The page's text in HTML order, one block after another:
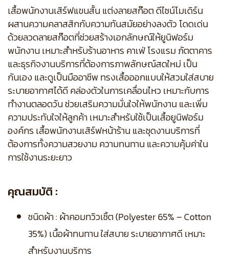
เสื้อพนักงานเสิร์ฟแขนสั้น แต่งลายสก๊อต ดีไซน์โมเดิร์น
ผสานความคลาสสิกกับความทันสมัยอย่างลงตัว โดดเด่น
ด้วยลวดลายสก๊อตที่ช่วยสร้างเอกลักษณ์ให้ยูนิฟอร์ม
พนักงาน เหมาะสำหรับร้านอาหาร คาเฟ่ โรงแรม ภัตตาคาร
และธุรกิจงานบริการที่ต้องการภาพลักษณ์สดใหม่ เป็น
กันเอง และดูเป็นมืออาชีพ ทรงเสื้อออกแบบให้สวมใส่สบาย
ระบายอากาศได้ดี คล่องตัวในการเคลื่อนไหว เหมาะกับการ
ทำงานตลอดวัน ช่วยเสริมความมั่นใจให้พนักงาน และเพิ่ม
ความประทับใจให้ลูกค้า เหมาะสำหรับใช้เป็นเสื้อยูนิฟอร์ม
องค์กร เสื้อพนักงานเสิร์ฟหน้าร้าน และชุดงานบริการที่
ต้องการทั้งความสวยงาม ความทนทาน และความคุ้มค่าใน
การใช้งานระยะยาว
คุณสมบัติ :
ชนิดผ้า : ผ้าคอมทวิวเชิ้ต (Polyester 65% – Cotton
35%) เนื้อผ้าทนทาน ใส่สบาย ระบายอากาศดี เหมาะ
สำหรับงานบริการ